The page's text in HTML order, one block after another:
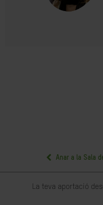
Anar a la Sala
La teva aportació